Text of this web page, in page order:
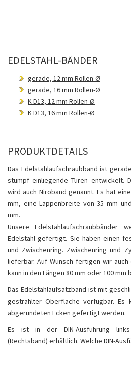
EDELSTAHL-BÄNDER
gerade, 12 mm Rollen-Ø
gerade, 16 mm Rollen-Ø
K D13, 12 mm Rollen-Ø
K D13, 16 mm Rollen-Ø
PRODUKTDETAILS
Das Edelstahlaufschraubband ist
stumpf einliegende Türen entwickelt.
wird auch Niroband genannt. Es hat
mm, eine Lappenbreite von 35 mm
mm.
Unsere Edelstahlaufschraubbänder
Edelstahl gefertigt. Sie haben einen
und Zwischenring. Zwischenring und
lieferbar. Auf Wunsch fertigen wir auch
kann in den Längen 80 mm oder 100
Das Edelstahlaufsatzband ist mit
gestrahlter Oberfläche verfügbar. Es
abgerundeten Ecken gefertigt werden.
Es ist in der DIN-Ausführung
(Rechtsband) erhältlich. Welche DIN-